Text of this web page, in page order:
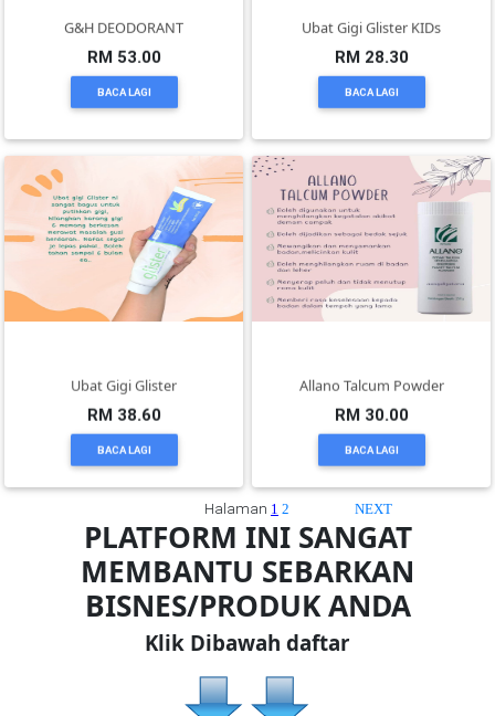
G&H DEODORANT
RM 53.00
BACA LAGI
Ubat Gigi Glister KIDs
RM 28.30
BACA LAGI
Ubat Gigi Glister
RM 38.60
BACA LAGI
Allano Talcum Powder
RM 30.00
BACA LAGI
Halaman 1 2 NEXT
PLATFORM INI SANGAT
MEMBANTU SEBARKAN
BISNES/PRODUK ANDA
Klik Dibawah daftar
SEMBILAN(10)
KEDAH(13)
TERENGGANU(12)
SABAH(0)
SARAWAK(2)
JOHOR(8)
MELAKA(53)
PENANG(2)